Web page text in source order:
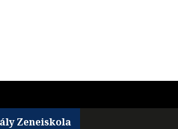
Zeneiskola